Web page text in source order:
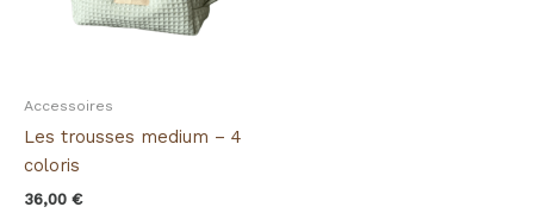
Accessoires
Les trousses medium – 4
coloris
36,00 €